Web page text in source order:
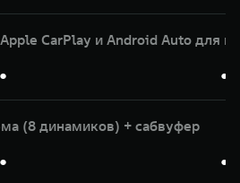
CarPlay и Android Auto для
● ●
(8 динамиков) + сабвуфер
● ●